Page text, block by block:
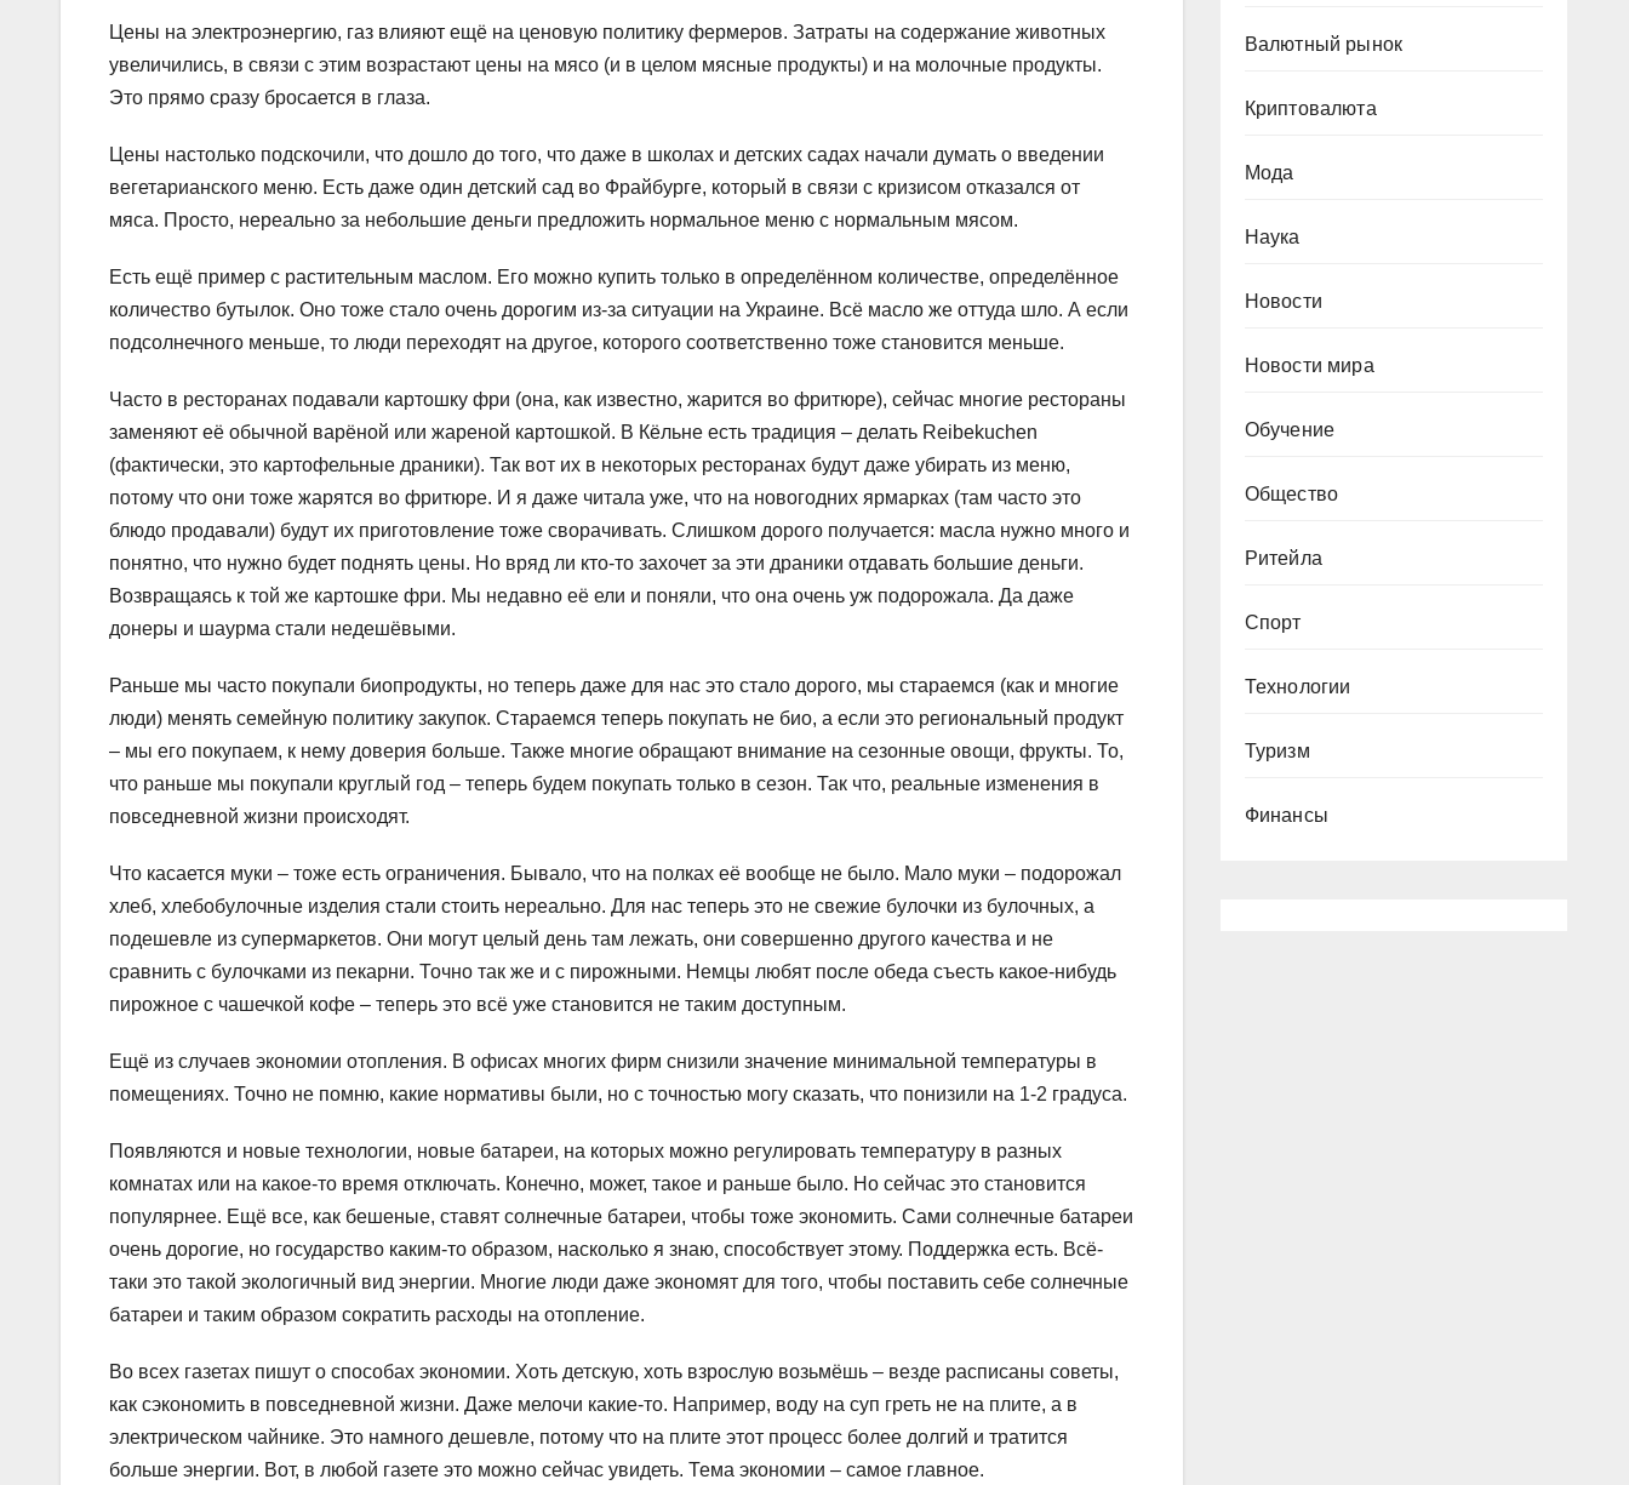
Цены на электроэнергию, газ влияют ещё на ценовую политику фермеров. Затраты на содержание животных
увеличились, в связи с этим возрастают цены на мясо (и в целом мясные продукты) и на молочные продукты.
Это прямо сразу бросается в глаза.
Цены настолько подскочили, что дошло до того, что даже в школах и детских садах начали думать о введении
вегетарианского меню. Есть даже один детский сад во Фрайбурге, который в связи с кризисом отказался от
мяса. Просто, нереально за небольшие деньги предложить нормальное меню с нормальным мясом.
Есть ещё пример с растительным маслом. Его можно купить только в определённом количестве, определённое
количество бутылок. Оно тоже стало очень дорогим из-за ситуации на Украине. Всё масло же оттуда шло. А если
подсолнечного меньше, то люди переходят на другое, которого соответственно тоже становится меньше.
Часто в ресторанах подавали картошку фри (она, как известно, жарится во фритюре), сейчас многие рестораны
заменяют её обычной варёной или жареной картошкой. В Кёльне есть традиция – делать Reibekuchen
(фактически, это картофельные драники). Так вот их в некоторых ресторанах будут даже убирать из меню,
потому что они тоже жарятся во фритюре. И я даже читала уже, что на новогодних ярмарках (там часто это
блюдо продавали) будут их приготовление тоже сворачивать. Слишком дорого получается: масла нужно много и
понятно, что нужно будет поднять цены. Но вряд ли кто-то захочет за эти драники отдавать большие деньги.
Возвращаясь к той же картошке фри. Мы недавно её ели и поняли, что она очень уж подорожала. Да даже
донеры и шаурма стали недешёвыми.
Раньше мы часто покупали биопродукты, но теперь даже для нас это стало дорого, мы стараемся (как и многие
люди) менять семейную политику закупок. Стараемся теперь покупать не био, а если это региональный продукт
– мы его покупаем, к нему доверия больше. Также многие обращают внимание на сезонные овощи, фрукты. То,
что раньше мы покупали круглый год – теперь будем покупать только в сезон. Так что, реальные изменения в
повседневной жизни происходят.
Что касается муки – тоже есть ограничения. Бывало, что на полках её вообще не было. Мало муки – подорожал
хлеб, хлебобулочные изделия стали стоить нереально. Для нас теперь это не свежие булочки из булочных, а
подешевле из супермаркетов. Они могут целый день там лежать, они совершенно другого качества и не
сравнить с булочками из пекарни. Точно так же и с пирожными. Немцы любят после обеда съесть какое-нибудь
пирожное с чашечкой кофе – теперь это всё уже становится не таким доступным.
Ещё из случаев экономии отопления. В офисах многих фирм снизили значение минимальной температуры в
помещениях. Точно не помню, какие нормативы были, но с точностью могу сказать, что понизили на 1-2 градуса.
Появляются и новые технологии, новые батареи, на которых можно регулировать температуру в разных
комнатах или на какое-то время отключать. Конечно, может, такое и раньше было. Но сейчас это становится
популярнее. Ещё все, как бешеные, ставят солнечные батареи, чтобы тоже экономить. Сами солнечные батареи
очень дорогие, но государство каким-то образом, насколько я знаю, способствует этому. Поддержка есть. Всё-
таки это такой экологичный вид энергии. Многие люди даже экономят для того, чтобы поставить себе солнечные
батареи и таким образом сократить расходы на отопление.
Во всех газетах пишут о способах экономии. Хоть детскую, хоть взрослую возьмёшь – везде расписаны советы,
как сэкономить в повседневной жизни. Даже мелочи какие-то. Например, воду на суп греть не на плите, а в
электрическом чайнике. Это намного дешевле, потому что на плите этот процесс более долгий и тратится
больше энергии. Вот, в любой газете это можно сейчас увидеть. Тема экономии – самое главное.
Валютный рынок
Криптовалюта
Мода
Наука
Новости
Новости мира
Обучение
Общество
Ритейла
Спорт
Технологии
Туризм
Финансы